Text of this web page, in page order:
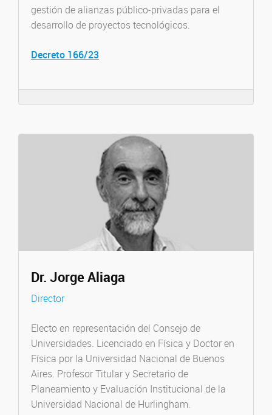
gestión de alianzas público-privadas para el
desarrollo de proyectos tecnológicos.
Decreto 166/23
Dr. Jorge Aliaga
Director
Electo en representación del Consejo de
Universidades. Licenciado en Física y Doctor en
Física por la Universidad Nacional de Buenos
Aires. Profesor Titular y Secretario de
Planeamiento y Evaluación Institucional de la
Universidad Nacional de Hurlingham.